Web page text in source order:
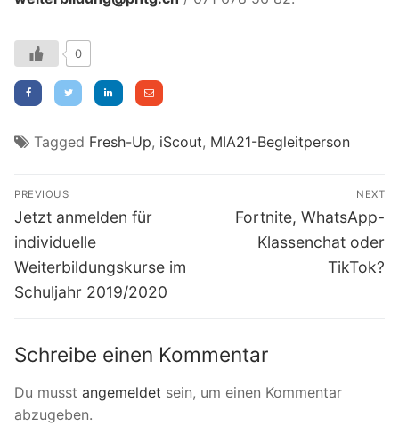
0
Tagged Fresh-Up, iScout, MIA21-Begleitperson
Beitragsnavigation
PREVIOUS
Previous
post:
Jetzt anmelden für
individuelle
Weiterbildungskurse im
Schuljahr 2019/2020
NEXT
Next
post:
Fortnite, WhatsApp-
Klassenchat oder
TikTok?
Schreibe einen Kommentar
Du musst angemeldet sein, um einen Kommentar
abzugeben.